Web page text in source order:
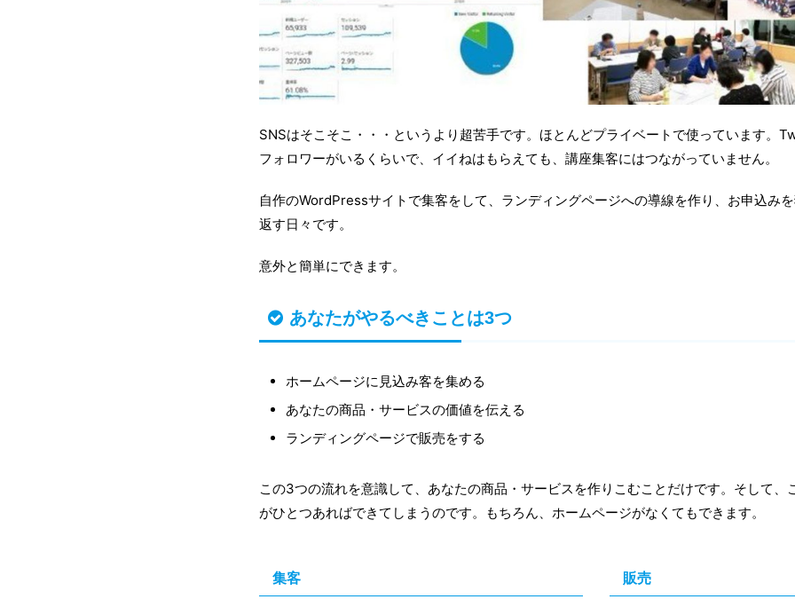
SNSはそこそこ・・・というより超苦手です。ほとんどプライベートで使っています。
フォロワーがいるくらいで、イイねはもらえても、講座集客にはつながっていません。
自作のWordPressサイトで集客をして、ランディングページへの導線を作り、お申込み
返す日々です。
意外と簡単にできます。
あなたがやるべきことは3つ
ホームページに見込み客を集める
あなたの商品・サービスの価値を伝える
ランディングページで販売をする
この3つの流れを意識して、あなたの商品・サービスを作りこむことだけです。そして、
がひとつあればできてしまうのです。もちろん、ホームページがなくてもできます。
集客 販売